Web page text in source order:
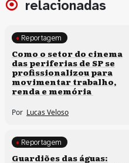
relacionadas
Políticas culturais
Reportagem
Como o setor do cinema
das periferias de SP se
profissionalizou para
movimentar trabalho,
renda e memória
Por Lucas Veloso
Clima e cultura
Reportagem
Guardiões das águas: